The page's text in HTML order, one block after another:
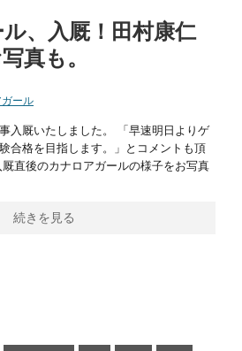
、入厩！田村康仁
真も。
ール
入厩いたしました。 「早速明日よりゲ
合格を目指します。」とコメントも頂
直後のカナロアガールの様子をお写真
続きを見る